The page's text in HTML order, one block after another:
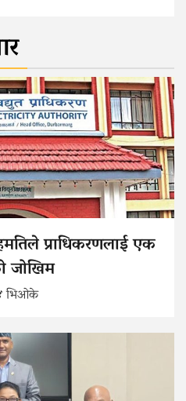
प्राधिकरणलाई एक
जोखिम
भिओके